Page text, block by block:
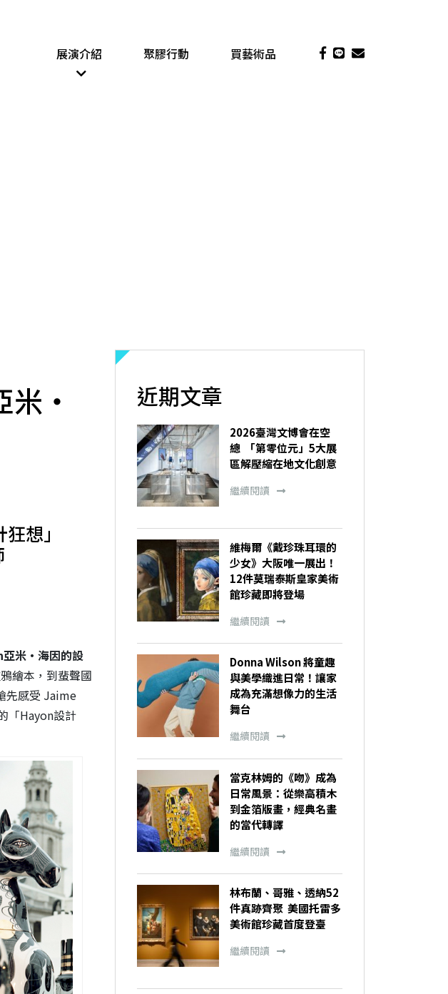
展演介紹 聚膠行動 買藝術品
米‧
想」
亞米‧海因的設
繪本，到蜚聲國
先感受 Jaime
「Hayon設計
近期文章
2026臺灣文博會在空
總 「第零位元」5大展
區解壓縮在地文化創意
繼續閱讀
維梅爾《戴珍珠耳環的
少女》大阪唯一展出！
12件莫瑞泰斯皇家美術
館珍藏即將登場
繼續閱讀
Donna Wilson 將童趣
與美學織進日常！讓家
成為充滿想像力的生活
舞台
繼續閱讀
當克林姆的《吻》成為
日常風景：從樂高積木
到金箔版畫，經典名畫
的當代轉譯
繼續閱讀
林布蘭、哥雅、透納52
件真跡齊聚 美國托雷多
美術館珍藏首度登臺
繼續閱讀